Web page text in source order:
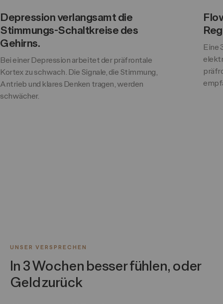
1 · Der Ausgangspunkt
Depression verlangsamt die
Stimmungs-Schaltkreise des
Gehirns.
Bei einer Depression arbeitet der präfrontale
Kortex zu schwach. Die Signale, die Stimmung,
Antrieb und klares Denken tragen, werden
schwächer.
Eine
UNSER VERSPRECHEN
In 3 Wochen besser fühlen, oder
Geld zurück